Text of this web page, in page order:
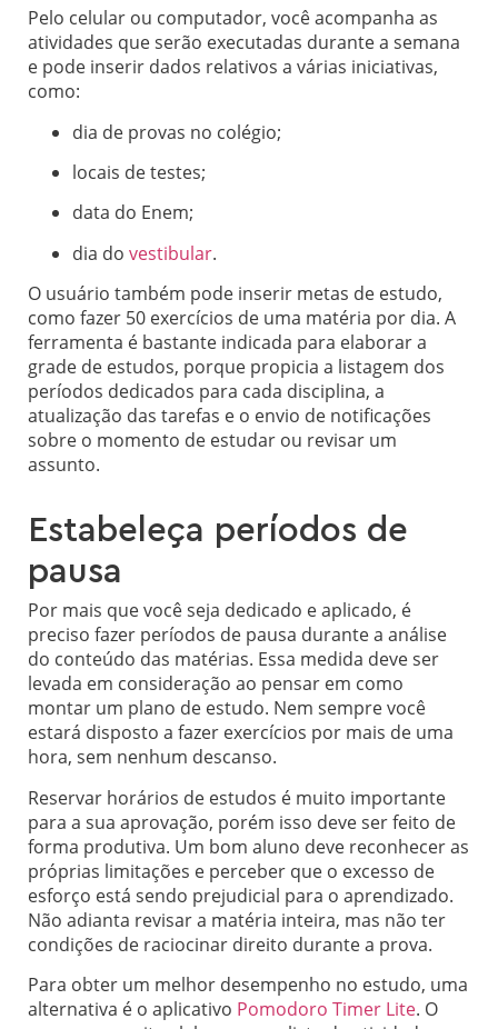
Pelo celular ou computador, você acompanha as
atividades que serão executadas durante a semana
e pode inserir dados relativos a várias iniciativas,
como:
dia de provas no colégio;
locais de testes;
data do Enem;
dia do vestibular.
O usuário também pode inserir metas de estudo,
como fazer 50 exercícios de uma matéria por dia. A
ferramenta é bastante indicada para elaborar a
grade de estudos, porque propicia a listagem dos
períodos dedicados para cada disciplina, a
atualização das tarefas e o envio de notificações
sobre o momento de estudar ou revisar um
assunto.
Estabeleça períodos de
pausa
Por mais que você seja dedicado e aplicado, é
preciso fazer períodos de pausa durante a análise
do conteúdo das matérias. Essa medida deve ser
levada em consideração ao pensar em como
montar um plano de estudo. Nem sempre você
estará disposto a fazer exercícios por mais de uma
hora, sem nenhum descanso.
Reservar horários de estudos é muito importante
para a sua aprovação, porém isso deve ser feito de
forma produtiva. Um bom aluno deve reconhecer as
próprias limitações e perceber que o excesso de
esforço está sendo prejudicial para o aprendizado.
Não adianta revisar a matéria inteira, mas não ter
condições de raciocinar direito durante a prova.
Para obter um melhor desempenho no estudo, uma
alternativa é o aplicativo Pomodoro Timer Lite. O